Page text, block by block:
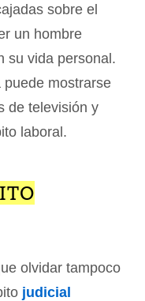
sobre el
un hombre
su vida personal.
mostrarse
de televisión y
laboral.
olvidar tampoco
judicial